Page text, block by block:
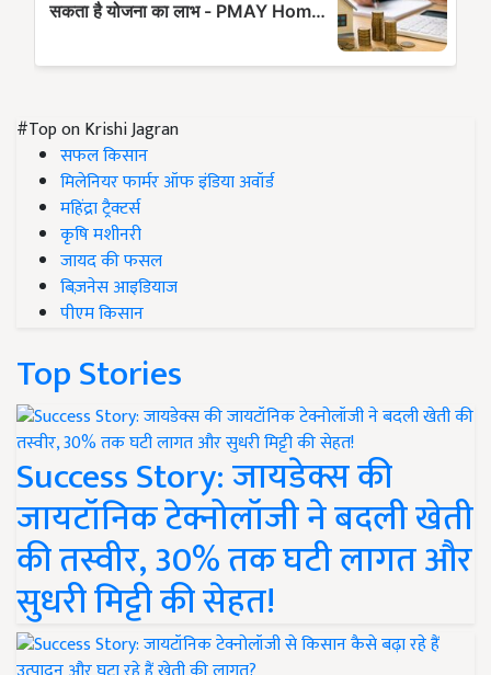
#Top on Krishi Jagran
सफल किसान
मिलेनियर फार्मर ऑफ इंडिया अवॉर्ड
महिंद्रा ट्रैक्टर्स
कृषि मशीनरी
जायद की फसल
बिज़नेस आइडियाज
पीएम किसान
Top Stories
Success Story: जायडेक्स की
जायटॉनिक टेक्नोलॉजी ने बदली खेती
की तस्वीर, 30% तक घटी लागत और
सुधरी मिट्टी की सेहत!